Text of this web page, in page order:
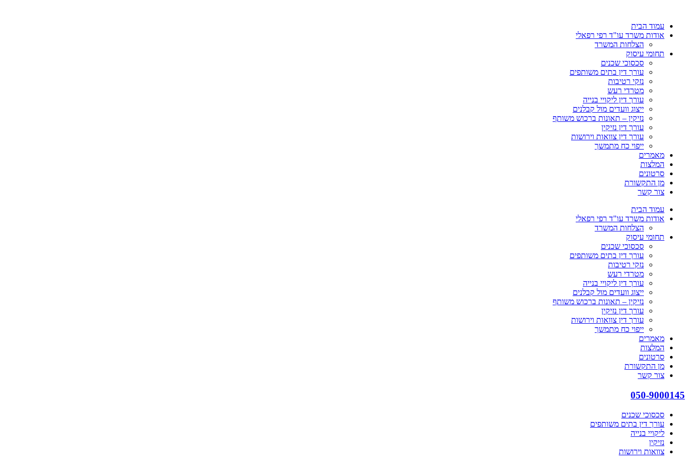
עמוד הבית
אודות משרד עו"ד רפי רפאלי
הצלחות המשרד
תחומי עיסוק
סכסוכי שכנים
עורך דין בתים משותפים
נזקי רטיבות
מטרדי רעש
עורך דין ליקויי בנייה
ייצוג וועדים מול קבלנים
נזיקין – תאונות ברכוש משותף
עורך דין נזיקין
עורך דין צוואות וירושות
ייפוי כח מתמשך
מאמרים
המלצות
סרטונים
מן התקשורת
צור קשר
עמוד הבית
אודות משרד עו"ד רפי רפאלי
הצלחות המשרד
תחומי עיסוק
סכסוכי שכנים
עורך דין בתים משותפים
נזקי רטיבות
מטרדי רעש
עורך דין ליקויי בנייה
ייצוג וועדים מול קבלנים
נזיקין – תאונות ברכוש משותף
עורך דין נזיקין
עורך דין צוואות וירושות
ייפוי כח מתמשך
מאמרים
המלצות
סרטונים
מן התקשורת
צור קשר
050-9000145
סכסוכי שכנים
עורך דין בתים משותפים
ליקויי בנייה
נזיקין
צוואות וירושות